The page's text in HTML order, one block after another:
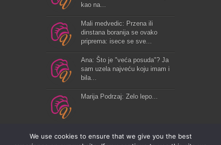
kao na...
Mali medvedic: Przena ili
dinstana boranija se ovako
priprema: isece se sve...
Ana: Što je "veća posuda"? Ja
sam uzela najveću koju imam i
bila...
Marija Podrzaj: Zelo lepo...
We use cookies to ensure that we give you the best